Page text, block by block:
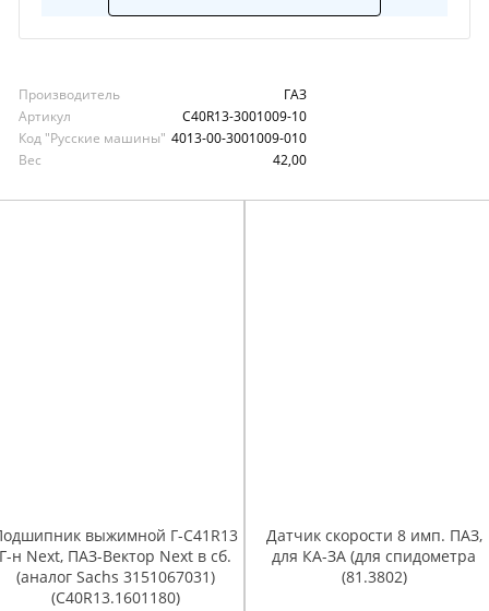
Производитель
ГАЗ
Артикул
С40R13-3001009-10
Код "Русские машины" 4013-00-3001009-010
Вес
42,00
выжимной Г-С41R13
Г-н Next, ПАЗ-Вектор Next в сб.
(аналог Sachs 3151067031)
(С40R13.1601180)
Датчик скорости 8 имп. ПАЗ,
для КА-ЗА (для спидометра
(81.3802)